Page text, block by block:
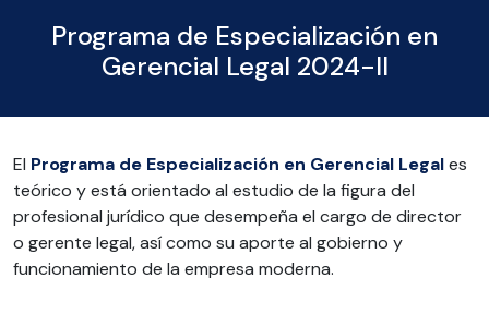
Programa de Especialización en
Gerencial Legal 2024-II
El Programa de Especialización en Gerencial Legales
teórico y está orientado al estudio de la figura del
profesional jurídico que desempeña el cargo de director
o gerente legal, así como su aporte al gobierno y
funcionamiento de la empresa moderna.